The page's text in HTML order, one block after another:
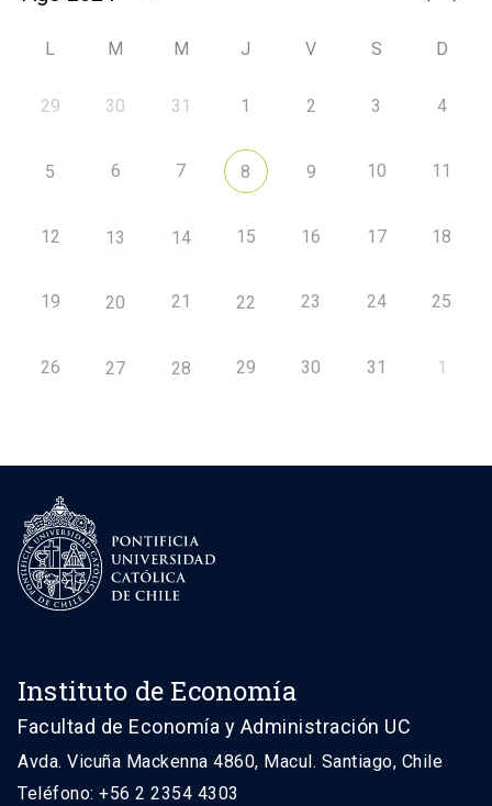
L M M J V S D
29 30 31 1 2 3 4
5 6 7 8 9 10 11
12 13 14 15 16 17 18
19 20 21 22 23 24 25
26 27 28 29 30 31 1
Instituto de Economía
Facultad de Economía y Administración UC
Avda. Vicuña Mackenna 4860, Macul. Santiago, Chile
Teléfono: +56 2 2354 4303